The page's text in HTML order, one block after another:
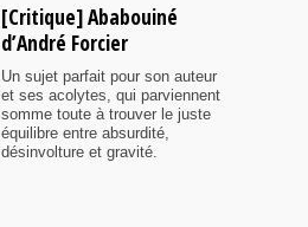
[Critique] Ababouiné
d’André Forcier
Un sujet parfait pour son auteur
et ses acolytes, qui parviennent
somme toute à trouver le juste
équilibre entre absurdité,
désinvolture et gravité.